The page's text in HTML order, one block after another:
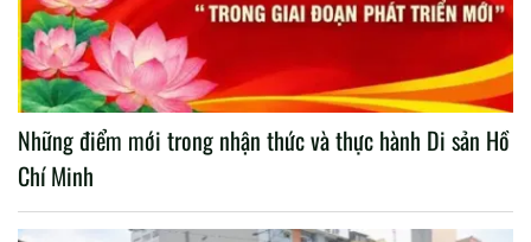
Những điểm mới trong nhận thức và thực hành Di sản Hồ
Chí Minh